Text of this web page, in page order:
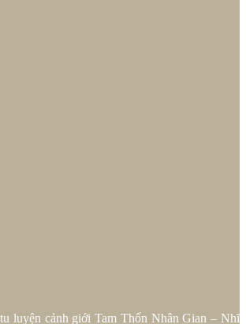
luyện cảnh giới Tam Thốn Nhân Gian – Nhĩ